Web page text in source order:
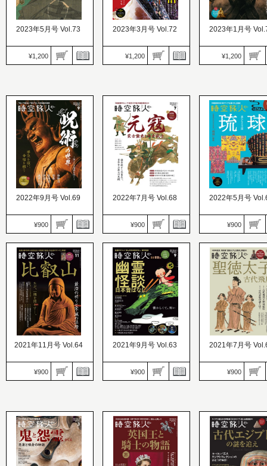
発売日：2023.03.25
混迷の時代に、親鸞の声
を。 親鸞 こころの旅路
2023年5月号 Vol.73
¥1,200
発売日：2023.01.26
千葉県誕生150年！『南
総里見八犬伝』が今蘇る
2023年3月号 Vol.72
¥1,200
発売日：2022.11.26
始皇帝、項羽と劉邦
ストエンペラー溥儀
2023年1月号
¥1,200
時空旅人
価格：900円
発売日：2022.07.26
“呪い”ではない“祈り”とし
ての呪術の真実
2022年9月号 Vol.69
¥900
時空旅人
価格：900円
発売日：2022.05.26
鎌倉殿から北条氏へ、日
本史上最大の危機
2022年7月号 Vol.68
¥900
価格：900円
発売日：2022.03.26
琉球 遙かなる王国
復帰50年！東アジア
けた王国史
2022年5月号
¥900
価格：900円
発売日：2021.09.24
最澄の祈りと不滅の法燈
2021年11月号 Vol.64
¥900
発売日：2021.07.26
伝説のアニメ『まんが日
本昔ばなし』傑作怪談
2021年9月号 Vol.63
¥900
価格：900円
発売日：2021.05.26
聖徳太子と古代飛鳥
2021年7月号
¥900